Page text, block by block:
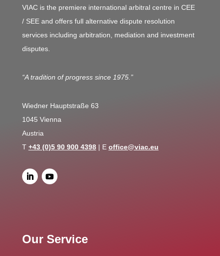
VIAC is the premiere international arbitral centre in CEE
/ SEE and offers full alternative dispute resolution
services including arbitration, mediation and investment
disputes.
“A tradition of progress since 1975.”
Wiedner Hauptstraße 63
1045 Vienna
Austria
T +43 (0)5 90 900 4398| E office@viac.eu
Our Service